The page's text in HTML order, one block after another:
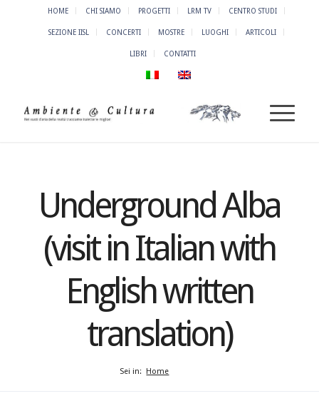
HOME CHI SIAMO PROGETTI LRM TV CENTRO STUDI
SEZIONE IISL CONCERTI MOSTRE LUOGHI ARTICOLI
LIBRI CONTATTI
Underground Alba
(visit in Italian with
English written
translation)
Sei in: Home